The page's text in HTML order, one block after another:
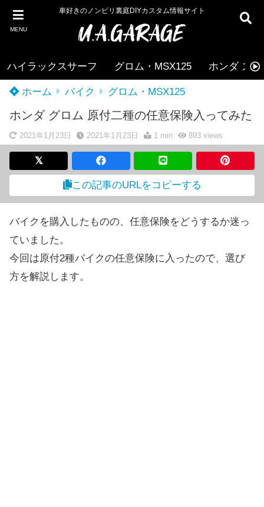
MENU
車好きのノンビリ裏庭DIYカスタム情報サイト
ハイラックスサーフ グロム・MSX125 ホンダ ズー
ホーム バイク グロム・MSX125
ホンダ グロム 原付二種の任意保険入ってみた
2021年1月23日 2021年1月23日 1 min 893views
この記事のURLをコピーする
バイクを購入したものの、任意保険をどうするか迷っ
ていました。
今回は原付2種バイクの任意保険に入ったので、選び
方を解説します。